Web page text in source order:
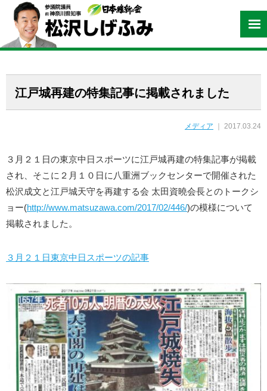
江戸城再建の特集記事に掲載されました
メディア ｜ 2017.03.24
３月２１日の東京中日スポーツに江戸城再建の特集記事が掲載
され、そこに２月１０日に八重洲ブックセンターで開催された
松沢成文と江戸城天守を再建する会 太田資曉会長とのトークシ
ョー(http://www.matsuzawa.com/2017/02/446/)の模様について
掲載されました。
３月２１日東京中日スポーツの記事